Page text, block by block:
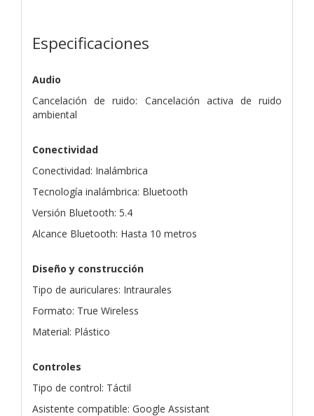
Especificaciones
Audio
Cancelación de ruido: Cancelación activa de ruido
ambiental
Conectividad
Conectividad: Inalámbrica
Tecnología inalámbrica: Bluetooth
Versión Bluetooth: 5.4
Alcance Bluetooth: Hasta 10 metros
Diseño y construcción
Tipo de auriculares: Intraurales
Formato: True Wireless
Material: Plástico
Controles
Tipo de control: Táctil
Asistente compatible: Google Assistant